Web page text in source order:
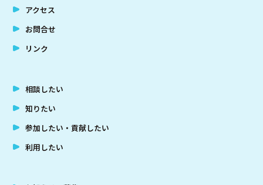
アクセス
お問合せ
リンク
相談したい
知りたい
参加したい・貢献したい
利用したい